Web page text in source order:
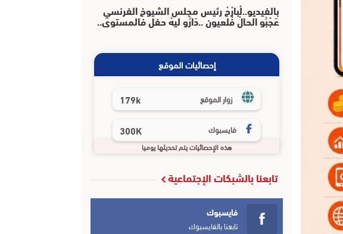
بالفيديو..لْبارْحْ رئيس مجلس الشيوخ الفرنسي
عَجْبُو الحالْ فْلعيون ..دَارُو ليهْ حفل فالمستوى..
إحصائيات الموقع
زوار الموقع 179k
فايسبوك 300K
هذه الإحصائيات يتم تحديثها يوميا
تابعنا بالشبكات الإجتماعية
فايسبوك
تابعنا بالفايسبوك